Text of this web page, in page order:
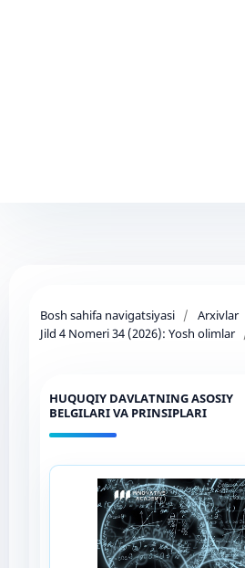
Bosh sahifa navigatsiyasi / Arxivlar
Jild 4 Nomeri 34 (2026): Yosh olimlar
HUQUQIY DAVLATNING ASOSIY
BELGILARI VA PRINSIPLARI